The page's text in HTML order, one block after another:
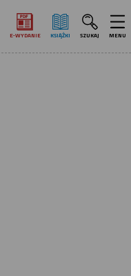
E‑WYDANIE KSIĄŻKI SZUKAJ MENU